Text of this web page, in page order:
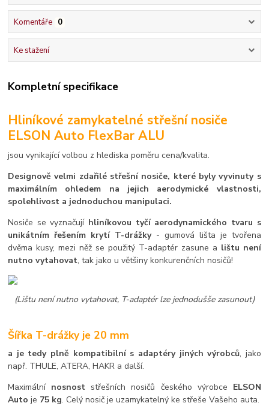
Komentáře 0
Ke stažení
Kompletní specifikace
Hliníkové zamykatelné střešní nosiče
ELSON Auto FlexBar ALU
jsou vynikající volbou z hlediska poměru cena/kvalita.
Designově velmi zdařilé střešní nosiče, které byly vyvinuty s
maximálním ohledem na jejich aerodymické vlastnosti,
spolehlivost a jednoduchou manipulaci.
Nosiče se vyznačují hliníkovou tyčí aerodynamického tvaru s
unikátním řešením krytí T-drážky- gumová lišta je tvořena
dvěma kusy, mezi něž se použitý T-adaptér zasune a lištu není
nutno vytahovat, tak jako u většiny konkurenčních nosičů!
(Lištu není nutno vytahovat, T-adaptér lze jednodušše zasunout)
Šířka T-drážky je 20 mm
a je tedy plně kompatibilní s adaptéry jiných výrobců, jako
např. THULE, ATERA, HAKR a další.
Maximální nosnost střešních nosičů českého výrobce ELSON
Autoje 75 kg. Celý nosič je uzamykatelný ke střeše Vašeho auta.